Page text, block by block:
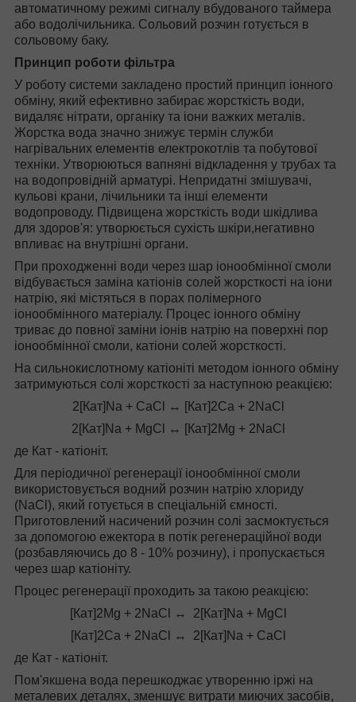
автоматичному режимі сигналу вбудованого таймера
або водолічильника. Сольовий розчин готується в
сольовому баку.
Принцип роботи фільтра
У роботу системи закладено простий принцип іонного
обміну, який ефективно забирає жорсткість води,
видаляє нітрати, органіку та іони важких металів.
Жорстка вода значно знижує термін служби
нагрівальних елементів електрокотлів та побутової
техніки. Утворюються вапняні відкладення у трубах та
на водопровідній арматурі. Непридатні змішувачі,
кульові крани, лічильники та інші елементи
водопроводу. Підвищена жорсткість води шкідлива
для здоров'я: утворюється сухість шкіри,негативно
впливає на внутрішні органи.
При проходженні води через шар іонообмінної смоли
відбувається заміна катіонів солей жорсткості на іони
натрію, які містяться в порах полімерного
іонообмінного матеріалу. Процес іонного обміну
триває до повної заміни іонів натрію на поверхні пор
іонообмінної смоли, катіони солей жорсткості.
На сильнокислотному катіоніті методом іонного обміну
затримуються солі жорсткості за наступною реакцією:
2[Кат]Nа + CaCl ↔ [Кат]2Са + 2NaCl
2[Кат]Nа + MgCl ↔ [Кат]2Mg + 2NaCl
де Кат - катіоніт.
Для періодичної регенерації іонообмінної смоли
використовується водний розчин натрію хлориду
(NaCl), який готується в спеціальній ємності.
Приготовлений насичений розчин солі засмоктується
за допомогою ежектора в потік регенераційної води
(розбавляючись до 8 - 10% розчину), і пропускається
через шар катіоніту.
Процес регенерації проходить за такою реакцією:
[Кат]2Mg + 2NaCl ↔ 2[Кат]Nа + MgCl
[Кат]2Са + 2NaCl ↔ 2[Кат]Nа + CaCl
де Кат - катіоніт.
Пом'якшена вода перешкоджає утворенню іржі на
металевих деталях, зменшує витрати миючих засобів,